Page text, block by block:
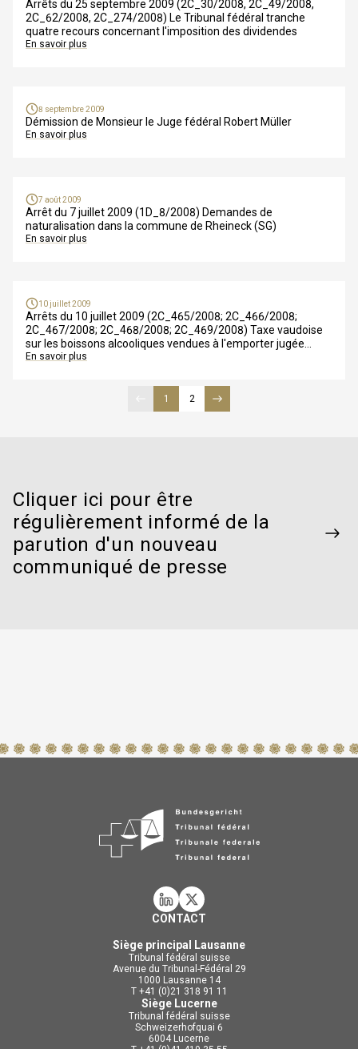
Arrêts du 25 septembre 2009 (2C_30/2008, 2C_49/2008,
2C_62/2008, 2C_274/2008) Le Tribunal fédéral tranche
quatre recours concernant l'imposition des dividendes
En savoir plus
8 septembre 2009
Démission de Monsieur le Juge fédéral Robert Müller
En savoir plus
7 août 2009
Arrêt du 7 juillet 2009 (1D_8/2008) Demandes de
naturalisation dans la commune de Rheineck (SG)
En savoir plus
10 juillet 2009
Arrêts du 10 juillet 2009 (2C_465/2008; 2C_466/2008;
2C_467/2008; 2C_468/2008; 2C_469/2008) Taxe vaudoise
sur les boissons alcooliques vendues à l'emporter jugée
conforme à la Constitution fédérale
En savoir plus
Page précédente
page
1première page
page
2Dernière page
Page suivante
Cliquer ici pour être
régulièrement informé de la
parution d'un nouveau
communiqué de presse
CONTACT
Siège principal Lausanne
Tribunal fédéral suisse
Avenue du Tribunal-Fédéral 29
1000 Lausanne 14
T +41 (0)21 318 91 11
Siège Lucerne
Tribunal fédéral suisse
Schweizerhofquai 6
6004 Lucerne